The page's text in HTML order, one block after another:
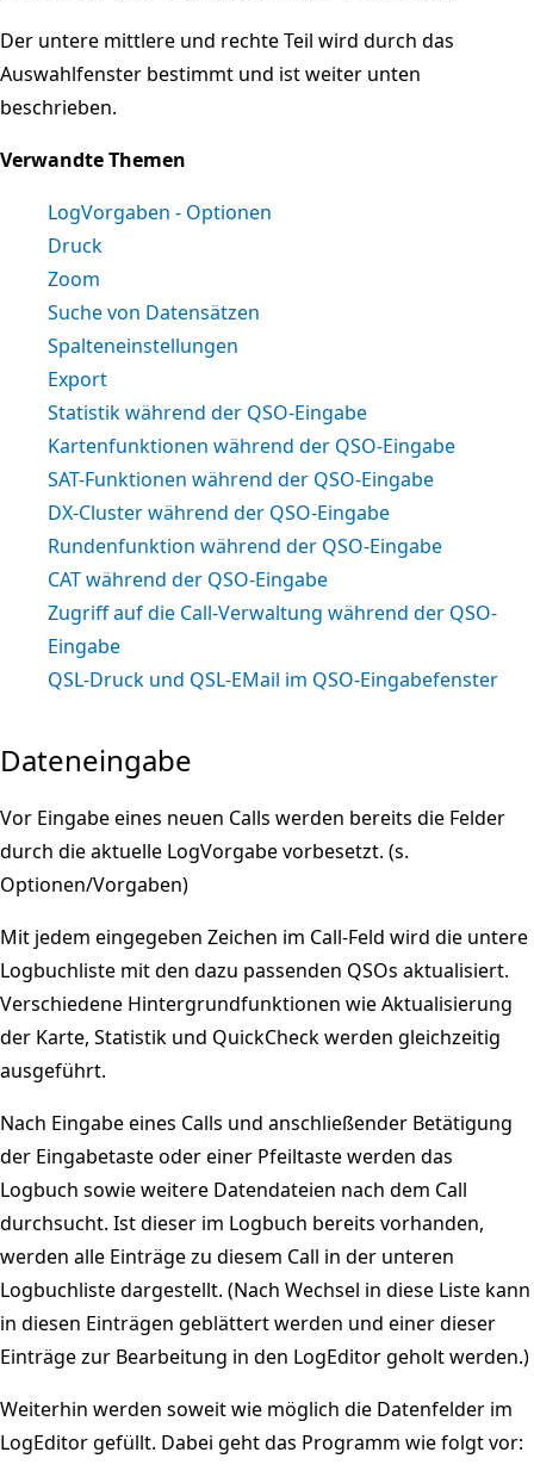
Der untere mittlere und rechte Teil wird durch das
Auswahlfenster bestimmt und ist weiter unten
beschrieben.
Verwandte Themen
LogVorgaben - Optionen
Druck
Zoom
Suche von Datensätzen
Spalteneinstellungen
Export
Statistik während der QSO-Eingabe
Kartenfunktionen während der QSO-Eingabe
SAT-Funktionen während der QSO-Eingabe
DX-Cluster während der QSO-Eingabe
Rundenfunktion während der QSO-Eingabe
CAT während der QSO-Eingabe
Zugriff auf die Call-Verwaltung während der QSO-
Eingabe
QSL-Druck und QSL-EMail im QSO-Eingabefenster
Dateneingabe
Vor Eingabe eines neuen Calls werden bereits die Felder
durch die aktuelle LogVorgabe vorbesetzt. (s.
Optionen/Vorgaben)
Mit jedem eingegeben Zeichen im Call-Feld wird die untere
Logbuchliste mit den dazu passenden QSOs aktualisiert.
Verschiedene Hintergrundfunktionen wie Aktualisierung
der Karte, Statistik und QuickCheck werden gleichzeitig
ausgeführt.
Nach Eingabe eines Calls und anschließender Betätigung
der Eingabetaste oder einer Pfeiltaste werden das
Logbuch sowie weitere Datendateien nach dem Call
durchsucht. Ist dieser im Logbuch bereits vorhanden,
werden alle Einträge zu diesem Call in der unteren
Logbuchliste dargestellt. (Nach Wechsel in diese Liste kann
in diesen Einträgen geblättert werden und einer dieser
Einträge zur Bearbeitung in den LogEditor geholt werden.)
Weiterhin werden soweit wie möglich die Datenfelder im
LogEditor gefüllt. Dabei geht das Programm wie folgt vor: